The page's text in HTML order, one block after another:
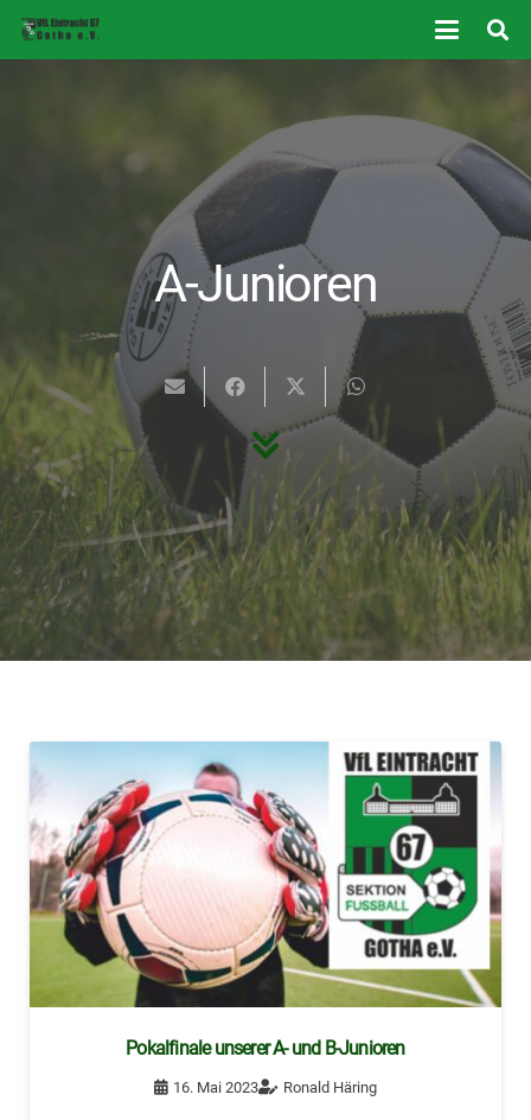
A-Junioren
Pokalfinale unserer A- und B-Junioren
16. Mai 2023 Ronald Häring